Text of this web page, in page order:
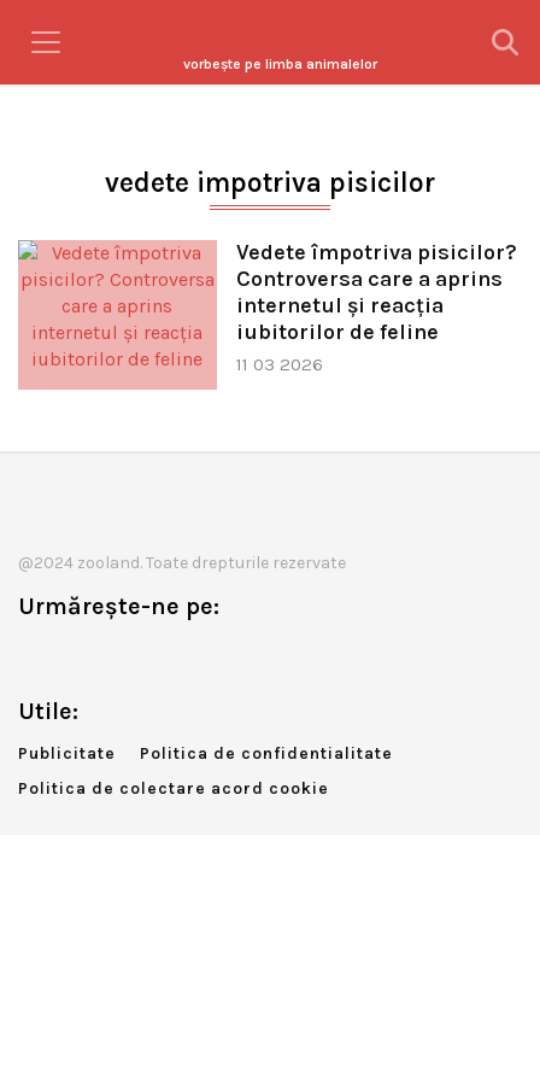
vorbeşte pe limba animalelor
vedete impotriva pisicilor
Vedete împotriva pisicilor?
Controversa care a aprins
internetul și reacția
iubitorilor de feline
11 03 2026
@2024 zooland. Toate drepturile rezervate
Urmărește-ne pe:
Utile:
Publicitate
Politica de confidentialitate
Politica de colectare acord cookie